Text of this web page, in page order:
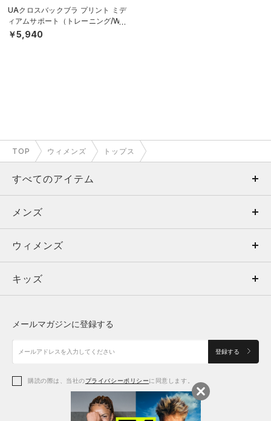
UAクロスバックブラ プリント ミデ
ィアムサポート（トレーニング/WO
MEN）
￥5,940
TOP ウィメンズ トップス
すべてのアイテム
メンズ
ウィメンズ
キッズ
アクセサリー
メンズ
トップス
ボトムス
アクセサリー
ウィメンズ
トップス
シューズ
アクセサリー
キッズ
シューズ
メールマガジンに登録する
登録する
購読の際は、当社のプライバシーポリシーに同意します。